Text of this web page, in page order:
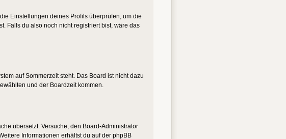
Einstellungen deines Profils überprüfen, um die
Falls du also noch nicht registriert bist, wäre das
auf Sommerzeit steht. Das Board ist nicht dazu
und der Boardzeit kommen.
übersetzt. Versuche, den Board-Administrator
Informationen erhältst du auf der phpBB